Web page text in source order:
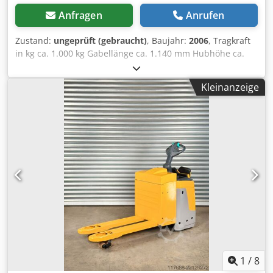
Anfragen Anrufen
Zustand: ungeprüft (gebraucht), Baujahr: 2006, Tragkraft
in kg ca. 1.000 kg Gabellänge ca. 1.140 mm Hubhöhe ca.
2.750 mm Jungheinrich HC 110 WP 10 M
Gabelhochhubwagen ----- Technische
Herstellerbeschreibung: Hubhöhe: ca. 2.750 mm Tragkraft:
ca. 1.000 kg Bauhöhe: ca. 2.090 mm, Gabellänge: ca. 1.140
mm ----- Cjdexpi Erjpfx Aqvoha (technische Angaben laut
Hersteller - ohne Gewähr!) Alle angegebenen Preise netto.
zzgl. gesetzl. Mwst.
Kleinanzeige
1 /8